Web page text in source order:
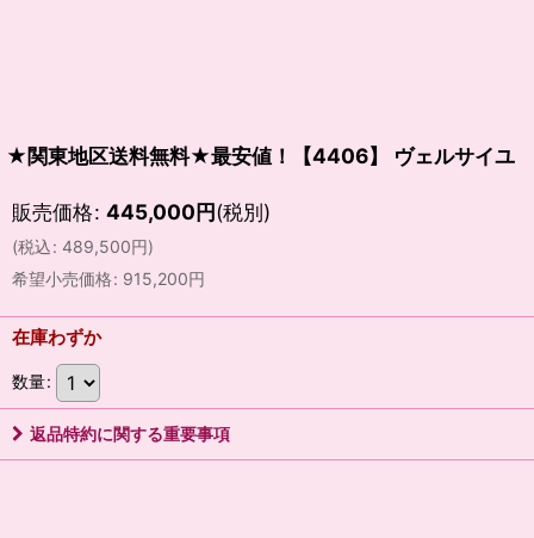
★関東地区送料無料★最安値！【4406】 ヴェルサイユ
販売価格: 445,000円(税別)
(税込: 489,500円)
希望小売価格: 915,200円
在庫わずか
数量:
返品特約に関する重要事項